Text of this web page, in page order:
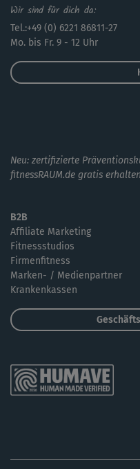
Wir sind für dich da:
Tel.:+49 (0) 6221 86811-27
Mo. bis Fr. 9 - 12 Uhr
Neu: zertifizierte
fitnessRAUM.de gratis erhalten
B2B
Affiliate Marketing
Fitnessstudios
Firmenfitness
Marken- / Medienpartner
Krankenkassen